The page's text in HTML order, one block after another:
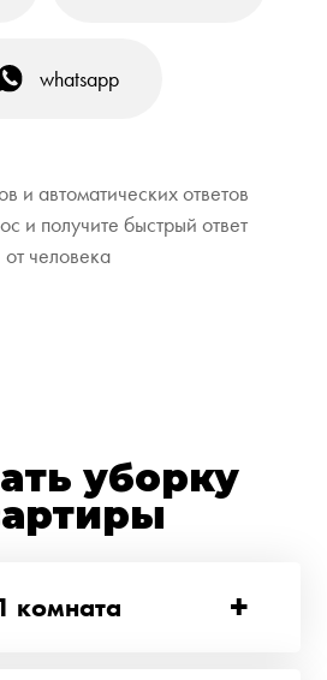
whatsapp
и автоматических ответов
и получите быстрый ответ
от человека
уборку
1 комната +